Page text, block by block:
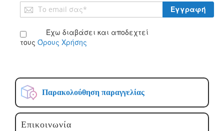
Παρακολούθηση παραγγελίας
Επικοινωνία
Εγγραφή
στο
Δελτίο: Έχω διαβάσει και αποδεχτεί
τους Όρους Χρήσης
Εγγραφή